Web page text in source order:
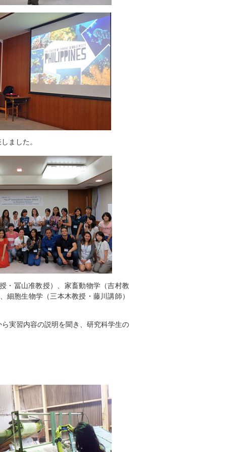
ました。
・冨山准教授）、家畜動物学（吉村教
細胞生物学（三本木教授・藤川講師）
実習内容の説明を聞き、研究科学生の